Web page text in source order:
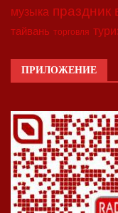
музыка праздник
тайвань торговля
ПРИЛОЖЕНИЕ